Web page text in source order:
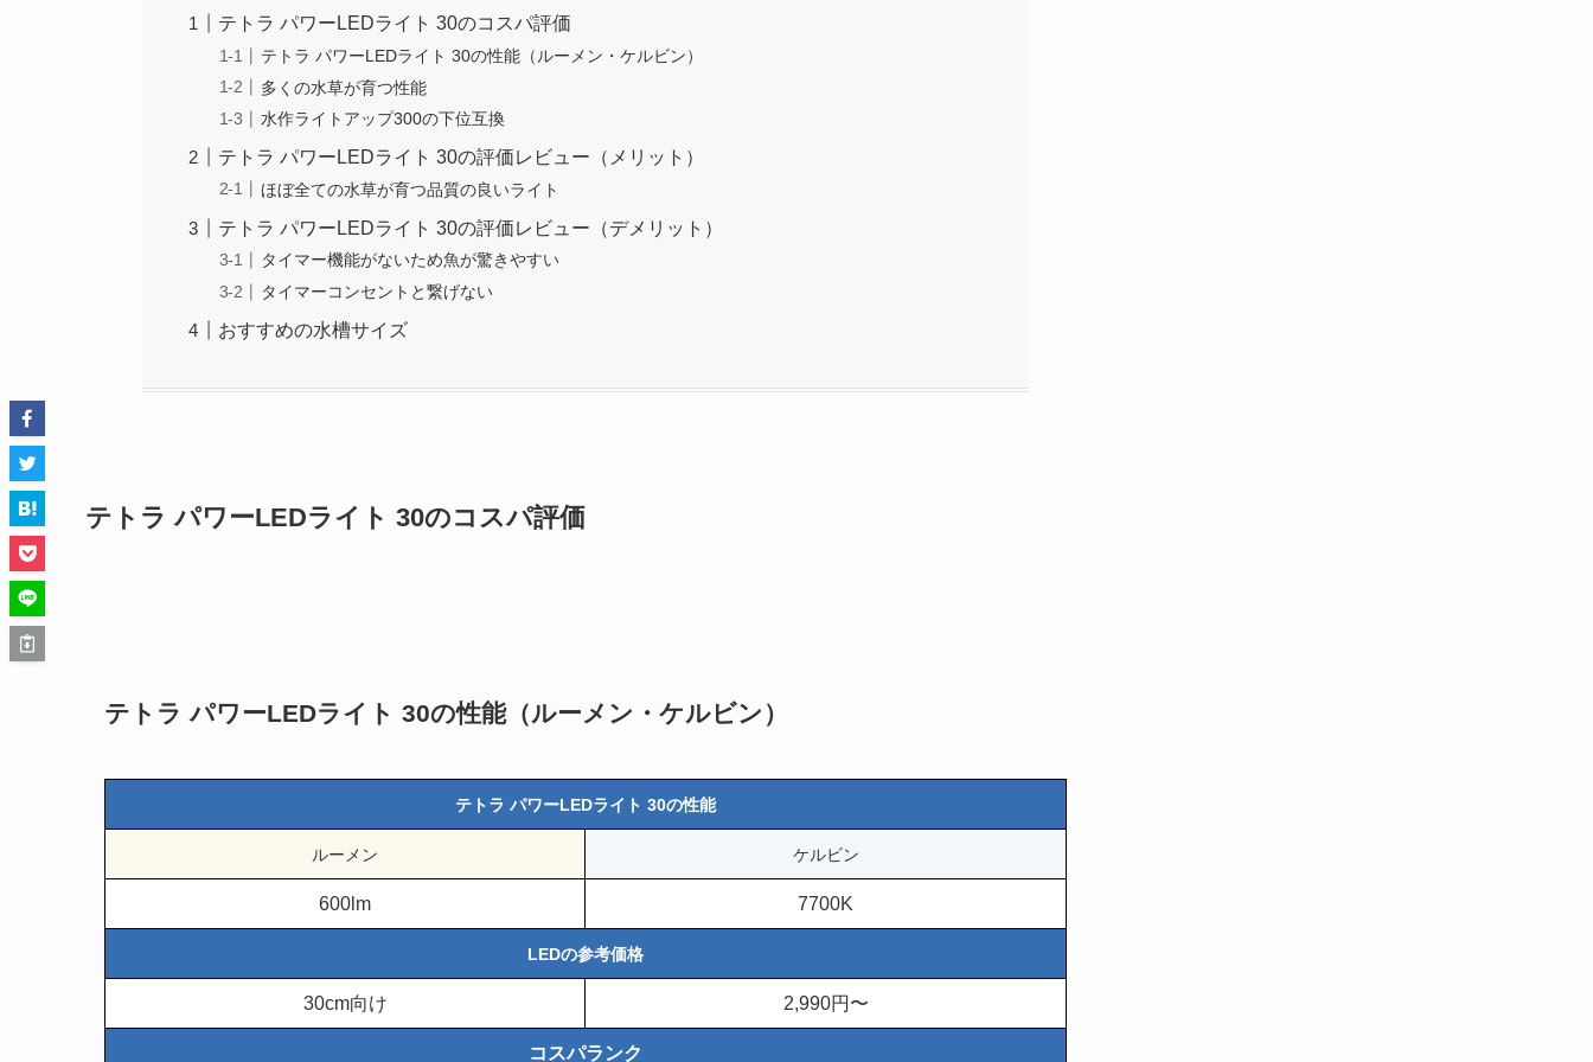
テトラ パワーLEDライト 30のコスパ評価
テトラ パワーLEDライト 30の性能（ルーメン・ケルビン）
多くの水草が育つ性能
水作ライトアップ300の下位互換
テトラ パワーLEDライト 30の評価レビュー（メリット）
ほぼ全ての水草が育つ品質の良いライト
テトラ パワーLEDライト 30の評価レビュー（デメリット）
タイマー機能がないため魚が驚きやすい
タイマーコンセントと繋げない
おすすめの水槽サイズ
テトラ パワーLEDライト 30のコスパ評価
テトラ パワーLEDライト 30の性能（ルーメン・ケルビン）
テトラ パワーLEDライト 30の性能
ルーメン ケルビン
600lm 7700K
LEDの参考価格
30cm向け 2,990円〜
コスパランク